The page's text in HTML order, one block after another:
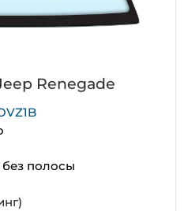
Renegade
без полосы